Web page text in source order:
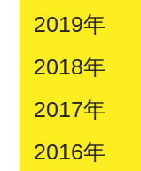
2019年
2018年
2017年
2016年